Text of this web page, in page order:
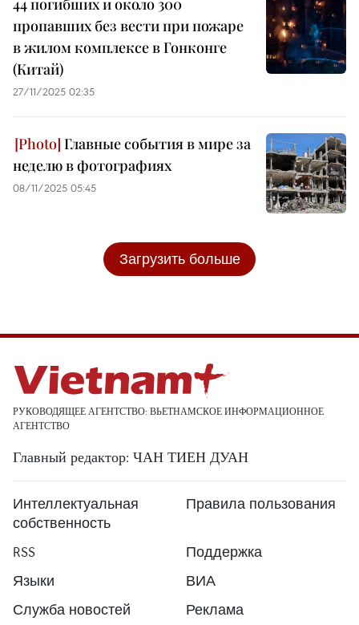
44 погибших и около 300
пропавших без вести при пожаре
в жилом комплексе в Гонконге
(Китай)
27/11/2025 02:35
Главные события в мире за
неделю в фотографиях
08/11/2025 05:45
Загрузить больше
РУКОВОДЯЩЕЕ АГЕНТСТВО: ВЬЕТНАМСКОЕ ИНФОРМАЦИОННОЕ
АГЕНТСТВО
Главный редактор: ЧАН ТИЕН ДУАН
Интеллектуальная
собственность
Правила пользования
RSS
Поддержка
Языки
ВИА
Служба новостей
Реклама